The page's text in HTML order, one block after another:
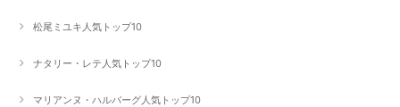
松尾ミユキ人気トップ10
ナタリー・レテ人気トップ10
マリアンヌ・ハルバーグ人気トップ10